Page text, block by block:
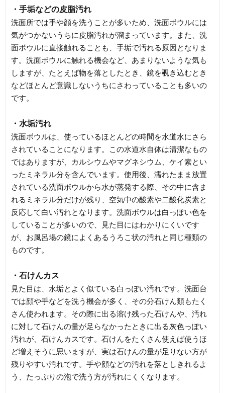
・手垢などの皮脂汚れ
洗面所では手や顔を洗うことが多いため、洗面ボウルには
気がつかないうちに皮脂汚れが溜まっています。また、洗
面ボウルに直接触れることも、手垢で汚れる原因となりま
す。洗面ボウルに触れる機会など、あまりないような気も
しますが、たとえば物を落としたとき、鏡を覗き込むとき
などほとんど意識しないうちにさわっていることも多いの
です。
・水垢汚れ
洗面ボウルは、使っているほとんどの時間を水道水にさら
されていることになります。この水道水自体は清潔なもの
ではありますが、カルシウムやマグネシウム、ケイ素とい
ったミネラル分を含んでいます。使用後、濡れたまま放置
されている洗面ボウルから水が蒸発する際、その中に含ま
れるミネラル分だけが残り、空気中の酸素や二酸化炭素と
反応して白い汚れとなります。洗面ボウルは白っぽい色を
していることが多いので、見た目にはわかりにくいです
が、お風呂場の鏡によくあるうろこ状の汚れと同じ種類の
ものです。
・石けんカス
見た目は、水垢とよく似ている白っぽい汚れです。洗面台
では顔や手などを洗う機会が多く、その分石けん類もたく
さん使われます。その際に出る溶け残った石けんや、汚れ
に対して石けんの量が足らなかったときに出る灰色っぽい
汚れが、石けんカスです。石けんをたくさん使えば使うほ
ど増えそうに思いますが、実は石けんの量が足りない方が
残りやすい汚れです。手や顔などの汚れを落としきれるよ
う、たっぷりの泡で洗う方が汚れにくくなります。